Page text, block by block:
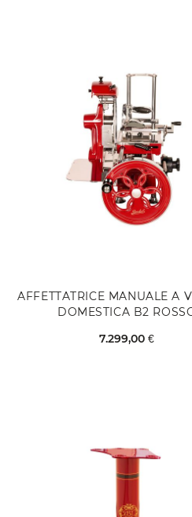
AFFETTATRICE MANUALE A
DOMESTICA B2
7.299,00 €